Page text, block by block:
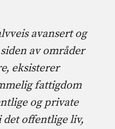
avansert og
av områder
eksisterer
fattigdom
og private
offentlige liv,